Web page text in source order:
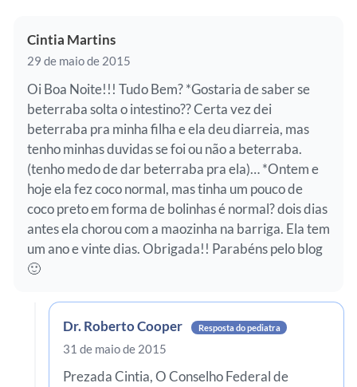
Cintia Martins
29 de maio de 2015
Oi Boa Noite!!! Tudo Bem? *Gostaria de saber se
beterraba solta o intestino?? Certa vez dei
beterraba pra minha filha e ela deu diarreia, mas
tenho minhas duvidas se foi ou não a beterraba.
(tenho medo de dar beterraba pra ela)… *Ontem e
hoje ela fez coco normal, mas tinha um pouco de
coco preto em forma de bolinhas é normal? dois dias
antes ela chorou com a maozinha na barriga. Ela tem
um ano e vinte dias. Obrigada!! Parabéns pelo blog
🙂
Dr. Roberto Cooper Resposta do pediatra
31 de maio de 2015
Prezada Cintia, O Conselho Federal de